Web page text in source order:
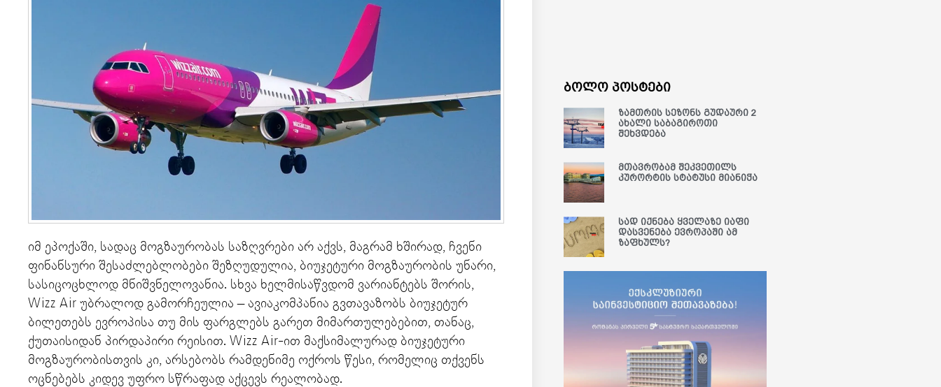
იმ ეპოქაში, სადაც მოგზაურობას საზღვრები არ აქვს, მაგრამ ხშირად, ჩვენი
ფინანსური შესაძლებლობები შეზღუდულია, ბიუჯეტური მოგზაურობის უნარი,
სასიცოცხლოდ მნიშვნელოვანია. სხვა ხელმისაწვდომ ვარიანტებს შორის,
Wizz Air უბრალოდ გამორჩეულია – ავიაკომპანია გვთავაზობს ბიუჯეტურ
ბილეთებს ევროპისა თუ მის ფარგლებს გარეთ მიმართულებებით, თანაც,
ქუთაისიდან პირდაპირი რეისით. Wizz Air-ით მაქსიმალურად ბიუჯეტური
მოგზაურობისთვის კი, არსებობს რამდენიმე ოქროს წესი, რომელიც თქვენს
ოცნებებს კიდევ უფრო სწრაფად აქცევს რეალობად.
ბოლო პოსტები
ზამთრის სეზონს გუდაური 2
ახალი საბაგიროთი
შეხვდება
მთავრობამ შეკვეთილს
კურორტის სტატუსი მიანიჭა
სად იქნება ყველაზე იაფი
დასვენება ევროპაში ამ
ზაფხულს?